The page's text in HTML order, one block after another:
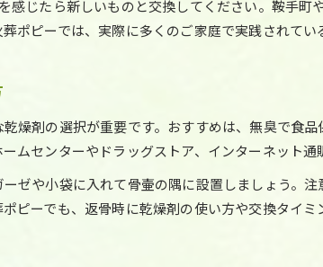
ペット火葬や返骨後に守りたい供養の心得
じたら新しいものと交換してください。鞍手町
ポピーでは、実際に多くのご家庭で実践されてい
燥剤の選択が重要です。おすすめは、無臭で食
ムセンターやドラッグストア、インターネット通
ゼや小袋に入れて骨壷の隅に設置しましょう。
ピーでも、返骨時に乾燥剤の使い方や交換タイミ